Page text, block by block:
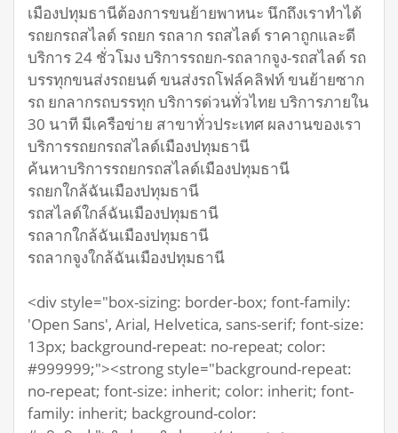
เมืองปทุมธานีต้องการขนย้ายพาหนะ นึกถึงเราทำได้
รถยกรถสไลด์ รถยก รถลาก รถสไลด์ ราคาถูกและดี
บริการ 24 ชั่วโมง บริการรถยก-รถลากจูง-รถสไลด์ รถ
บรรทุกขนส่งรถยนต์ ขนส่งรถโฟล์คลิฟท์ ขนย้ายซาก
รถ ยกลากรถบรรทุก บริการด่วนทั่วไทย บริการภายใน
30 นาที มีเครือข่าย สาขาทั่วประเทศ ผลงานของเรา
บริการรถยกรถสไลด์เมืองปทุมธานี
ค้นหาบริการรถยกรถสไลด์เมืองปทุมธานี
รถยกใกล้ฉันเมืองปทุมธานี
รถสไลด์ใกล์ฉันเมืองปทุมธานี
รถลากใกล้ฉันเมืองปทุมธานี
รถลากจูงใกล้ฉันเมืองปทุมธานี
<div style="box-sizing: border-box; font-family:
'Open Sans', Arial, Helvetica, sans-serif; font-size:
13px; background-repeat: no-repeat; color:
#999999;"><strong style="background-repeat:
no-repeat; font-size: inherit; color: inherit; font-
family: inherit; background-color: